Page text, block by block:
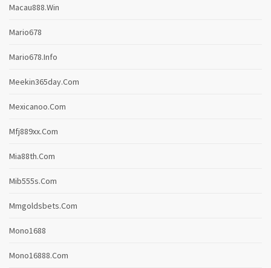
Macau888.win
Mario678
Mario678.info
Meekin365day.com
Mexicanoo.com
Mfj889xx.com
Mia88th.com
Mib555s.com
Mmgoldsbets.com
Mono1688
Mono16888.com